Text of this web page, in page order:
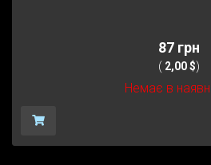
87 грн
( 2,00 $)
Немає в